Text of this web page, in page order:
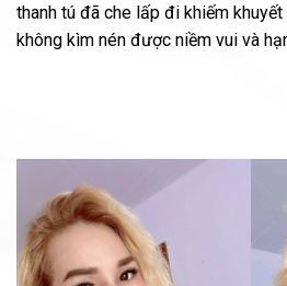
thanh tú đã che lấp đi khiếm khuyết
không kìm nén được niềm vui và